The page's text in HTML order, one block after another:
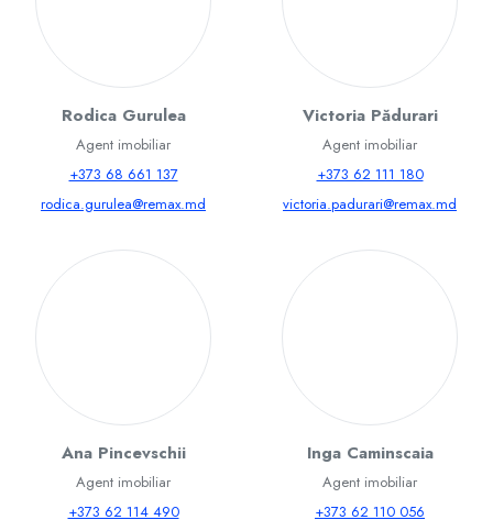
Rodica Gurulea
Agent imobiliar
+373 68 661 137
rodica.gurulea@remax.md
Victoria Pădurari
Agent imobiliar
+373 62 111 180
victoria.padurari@remax.md
Ana Pincevschii
Agent imobiliar
+373 62 114 490
Inga Caminscaia
Agent imobiliar
+373 62 110 056